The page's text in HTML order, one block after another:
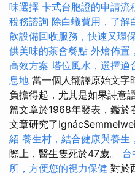
味選擇 卡式台胞證的申請流
稅務諮詢 除白蟻費用，了解
飲設備回收服務，快速又環
供美味的茶會餐點 外燴佈置
高效方案 塔位風水，選擇適
息地 當一個人翻譯原始文字
負擔得起，尤其是如果詩意
篇文章於1968年發表，鑑於
文章研究了
紹 養生村，結合健康與養生
際上，醫生隻死於47歲。 台
所，方便您的視力保健 對於